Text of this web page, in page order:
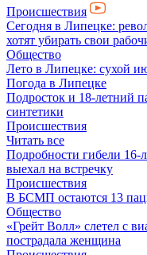
Происшествия
Сегодня в Липецке:
хотят убирать свои
Общество
Лето в Липецке: сухой
Погода в Липецке
Подросток и 18-летний
синтетики
Происшествия
Читать все
Подробности гибели 16-
выехал на встречку
Происшествия
В БСМП остаются 13
Общество
«Грейт Волл» слетел с
пострадала женщина